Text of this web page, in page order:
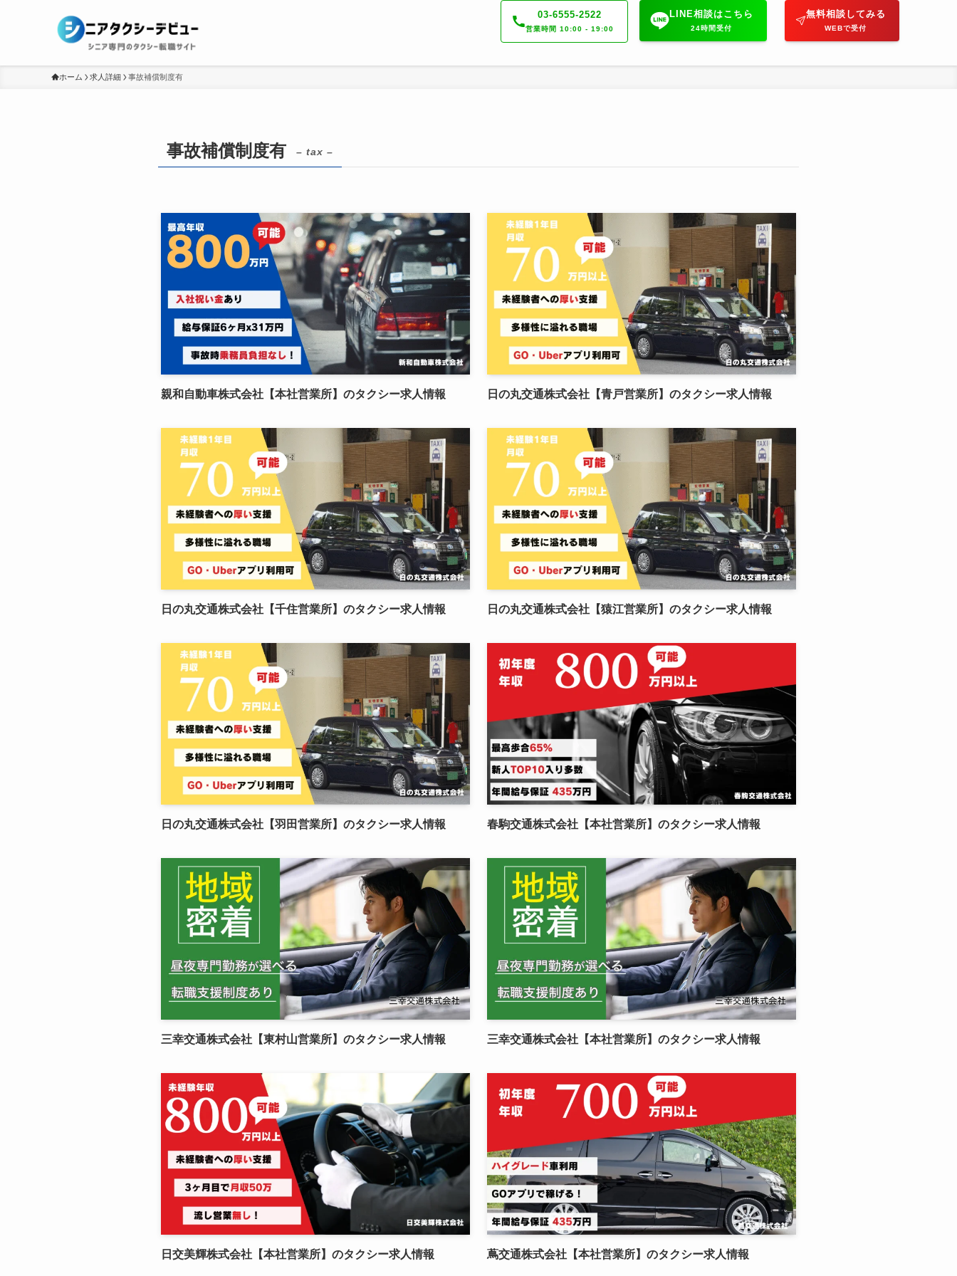
03-6555-2522
営業時間 10:00 - 19:00
LINE相談はこちら
24時間受付
無料相談してみる
WEBで受付
ホーム 求人詳細 事故補償制度有
事故補償制度有 – tax –
親和自動車株式会社【本社営業所】のタクシー求人情報 日の丸交通株式会社【青戸営業所】のタクシー求人情報
日の丸交通株式会社【千住営業所】のタクシー求人情報 日の丸交通株式会社【猿江営業所】のタクシー求人情報
日の丸交通株式会社【羽田営業所】のタクシー求人情報 春駒交通株式会社【本社営業所】のタクシー求人情報
三幸交通株式会社【東村山営業所】のタクシー求人情報 三幸交通株式会社【本社営業所】のタクシー求人情報
日交美輝株式会社【本社営業所】のタクシー求人情報 蔦交通株式会社【本社営業所】のタクシー求人情報